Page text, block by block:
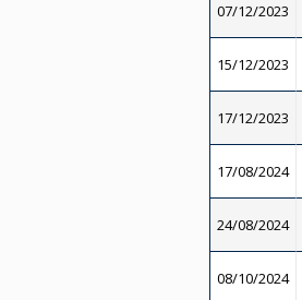
07/12/2023
15/12/2023
17/12/2023
17/08/2024
24/08/2024
08/10/2024